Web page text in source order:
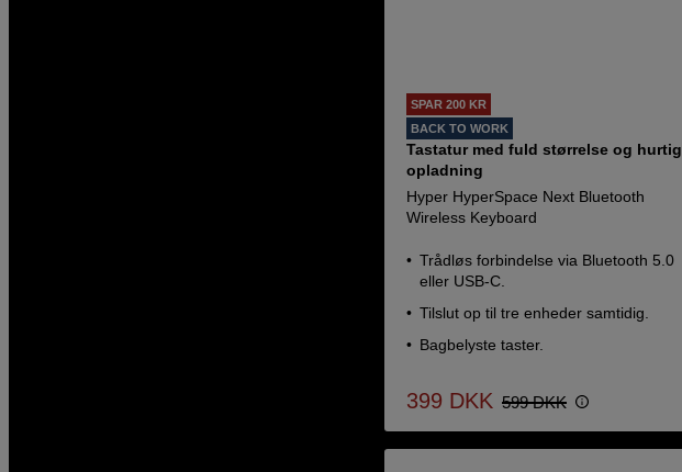
SPAR 200 KR
BACK TO WORK
Tastatur med fuld størrelse og hurtig
opladning
Hyper HyperSpace Next Bluetooth
Wireless Keyboard
Trådløs forbindelse via Bluetooth 5.0
eller USB-C.
Tilslut op til tre enheder samtidig.
Bagbelyste taster.
399 DKK 599 DKK